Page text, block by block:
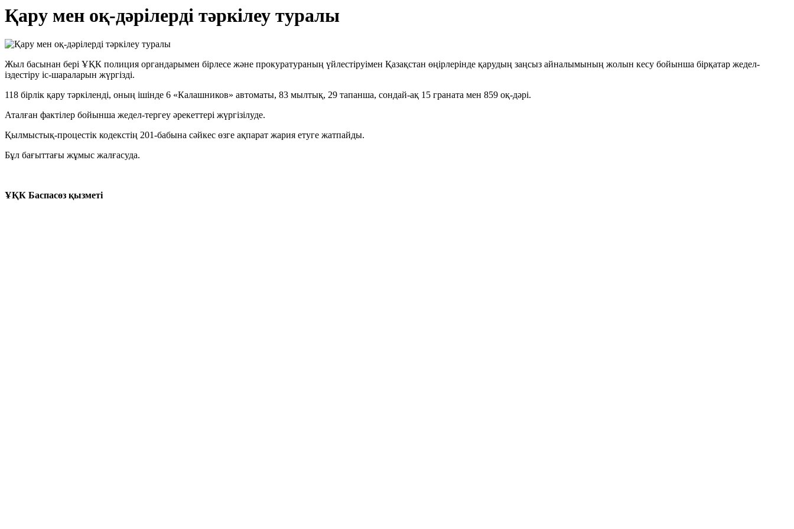
Қару мен оқ-дәрілерді тәркілеу туралы
Жыл басынан бері ҰҚК полиция органдарымен бірлесе және прокуратураның үйлестіруімен Қазақстан өңірлерінде қарудың заңсыз айналымының жолын кесу бойынша бірқатар жедел-
іздестіру іс-шараларын жүргізді.
118 бірлік қару тәркіленді, оның ішінде 6 «Калашников» автоматы, 83 мылтық, 29 тапанша, сондай-ақ 15 граната мен 859 оқ-дәрі.
Аталған фактілер бойынша жедел-тергеу әрекеттері жүргізілуде.
Қылмыстық-процестік кодекстің 201-бабына сәйкес өзге ақпарат жария етуге жатпайды.
Бұл бағыттағы жұмыс жалғасуда.
ҰҚК Баспасөз қызметі